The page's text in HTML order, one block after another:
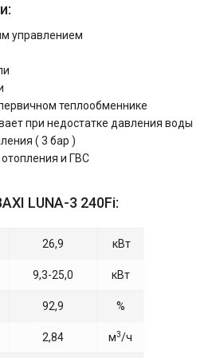
управлением
теплообменнике
при недостатке давления воды
( 3 бар )
и ГВС
LUNA-3 240Fi:
26,9 кВт
9,3-25,0 кВт
92,9 %
2,84 м3/ч